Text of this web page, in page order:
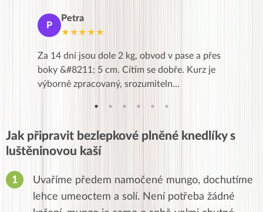
P
Petra
★★★★★
Za 14 dní jsou dole 2 kg, obvod v pase a přes
boky &#8211; 5 cm. Cítím se dobře. Kurz je
výborně zpracovaný, srozumiteln…
Jak připravit bezlepkové plněné knedlíky s
luštěninovou kaší
Uvaříme předem namočené mungo, dochutíme
lehce umeoctem a solí. Není potřeba žádné